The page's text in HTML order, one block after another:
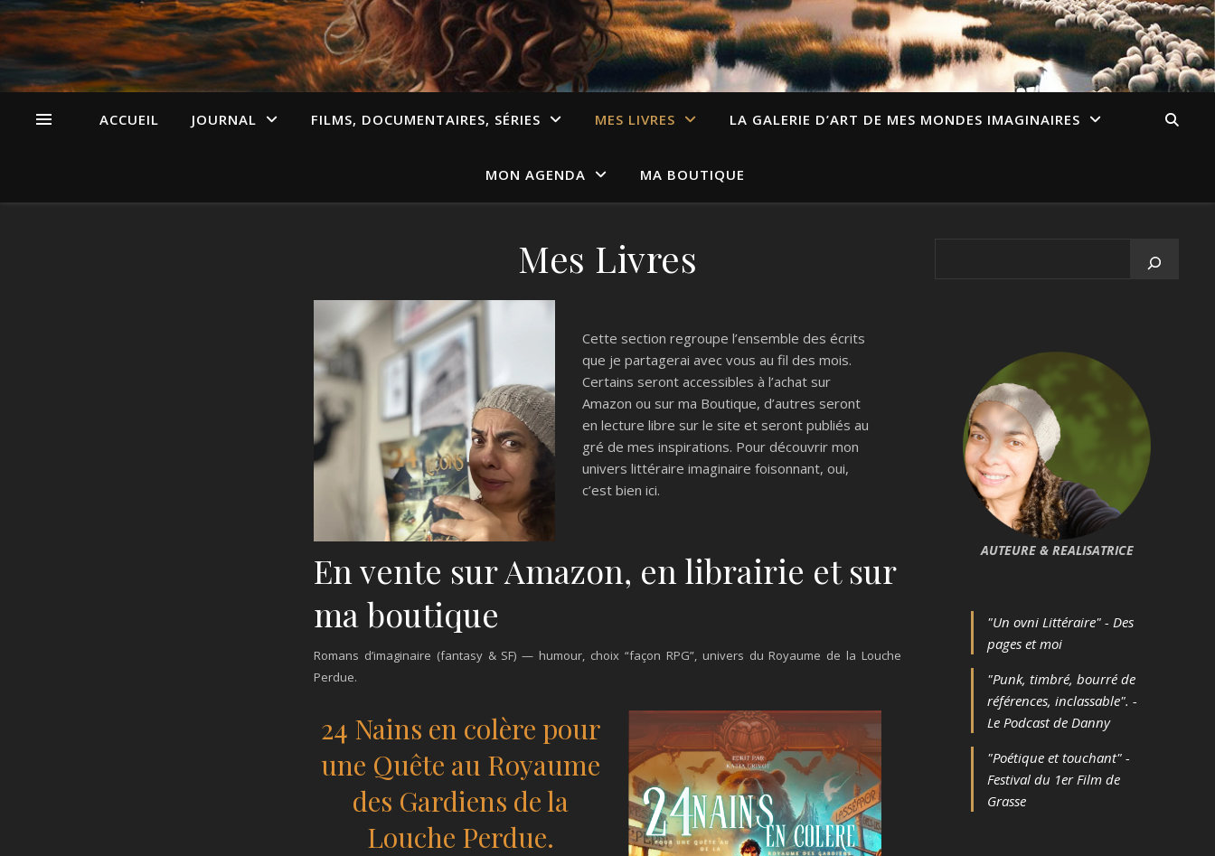
ACCUEIL JOURNAL FILMS, DOCUMENTAIRES, SÉRIES MES LIVRES LA GALERIE D’ART DE MES MONDES IMAGINAIRES
MON AGENDA MA BOUTIQUE
Mes Livres
Cette section regroupe l’ensemble des écrits
que je partagerai avec vous au fil des mois.
Certains seront accessibles à l’achat sur
Amazon ou sur ma Boutique, d’autres seront
en lecture libre sur le site et seront publiés au
gré de mes inspirations. Pour découvrir mon
univers littéraire imaginaire foisonnant, oui,
c’est bien ici.
En vente sur Amazon, en librairie et sur
ma boutique
Romans d’imaginaire (fantasy & SF) — humour, choix “façon RPG”, univers du Royaume de la Louche
Perdue.
24 Nains en colère pour
une Quête au Royaume
des Gardiens de la
Louche Perdue.
AUTEURE & REALISATRICE
"Un ovni Littéraire" - Des
pages et moi
"Punk, timbré, bourré de
références, inclassable". -
Le Podcast de Danny
"Poétique et touchant" -
Festival du 1er Film de
Grasse